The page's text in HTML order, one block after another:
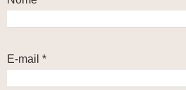
E-mail *